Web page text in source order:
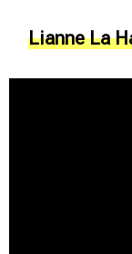
Lianne La